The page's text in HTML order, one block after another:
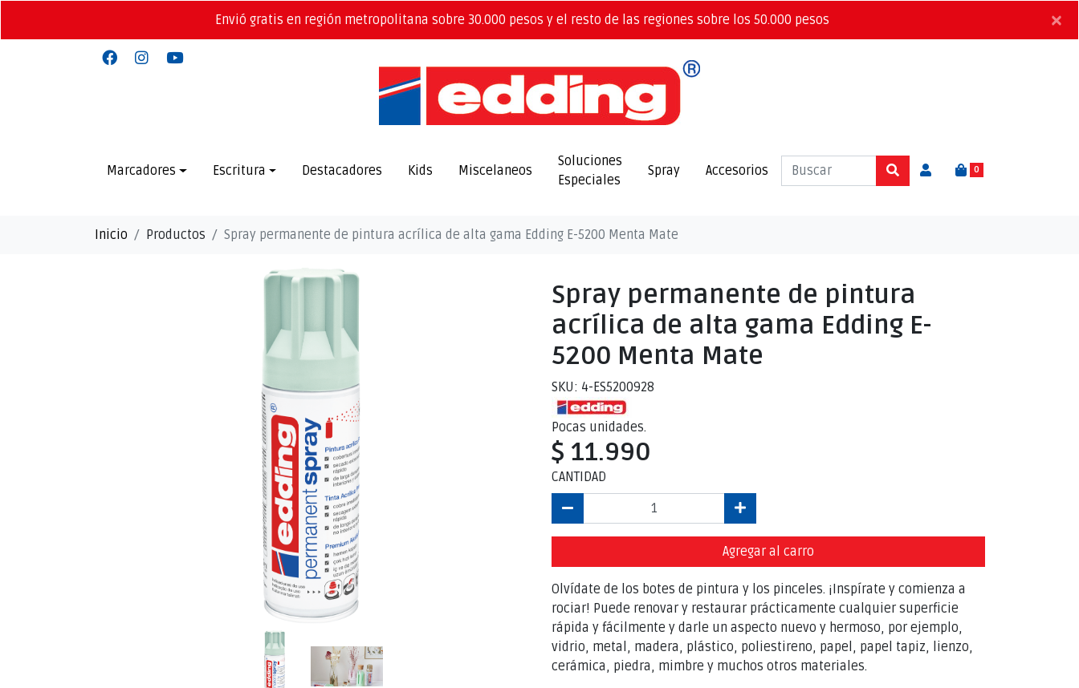
Envió gratis en región metropolitana sobre 30.000 pesos y el resto de las regiones sobre los 50.000 pesos ×
0
Marcadores Escritura Destacadores Kids Miscelaneos
Soluciones
Especiales
Spray Accesorios
Inicio Productos Spray permanente de pintura acrílica de alta gama Edding E-5200 Menta Mate
Spray permanente de pintura
acrílica de alta gama Edding E-
5200 Menta Mate
SKU: 4-ES5200928
Pocas unidades.
$ 11.990
CANTIDAD
Agregar al carro
Olvídate de los botes de pintura y los pinceles. ¡Inspírate y comienza a
rociar! Puede renovar y restaurar prácticamente cualquier superficie
rápida y fácilmente y darle un aspecto nuevo y hermoso, por ejemplo,
vidrio, metal, madera, plástico, poliestireno, papel, papel tapiz, lienzo,
cerámica, piedra, mimbre y muchos otros materiales.